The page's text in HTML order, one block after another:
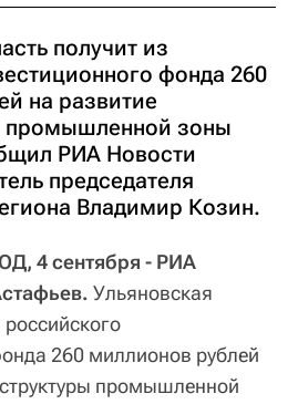
получит из
фонда 260
на развитие
промышленной зоны
РИА Новости
председателя
Владимир Козин.
4 сентября - РИА
Ульяновская
260 миллионов рублей
промышленной